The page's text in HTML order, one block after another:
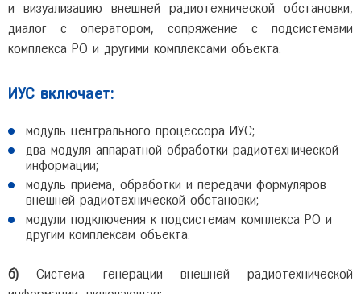
и визуализацию внешней радиотехнической обстановки,
диалог с оператором, сопряжение с подсистемами
комплекса РО и другими комплексами объекта.
ИУС включает:
модуль центрального процессора ИУС;
два модуля аппаратной обработки радиотехнической
информации;
модуль приема, обработки и передачи формуляров
внешней радиотехнической обстановки;
модули подключения к подсистемам комплекса РО и
другим комплексам объекта.
б) Система генерации внешней радиотехнической